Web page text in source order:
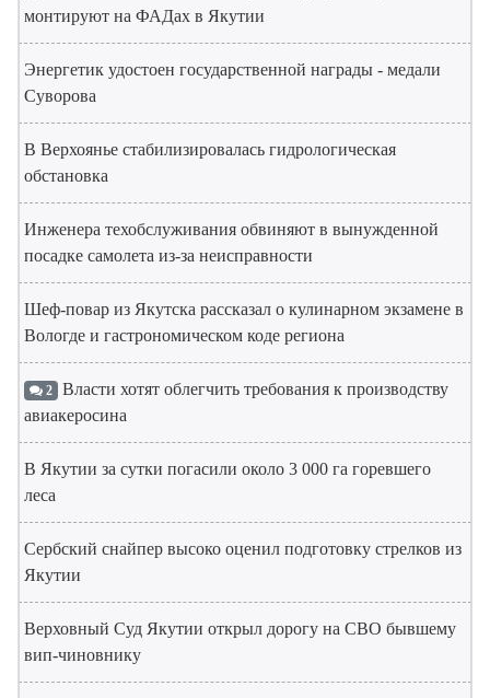
монтируют на ФАДах в Якутии
Энергетик удостоен государственной награды - медали
Суворова
В Верхоянье стабилизировалась гидрологическая
обстановка
Инженера техобслуживания обвиняют в вынужденной
посадке самолета из-за неисправности
Шеф-повар из Якутска рассказал о кулинарном экзамене в
Вологде и гастрономическом коде региона
2 Власти хотят облегчить требования к производству
авиакеросина
В Якутии за сутки погасили около 3 000 га горевшего
леса
Сербский снайпер высоко оценил подготовку стрелков из
Якутии
Верховный Суд Якутии открыл дорогу на СВО бывшему
вип-чиновнику